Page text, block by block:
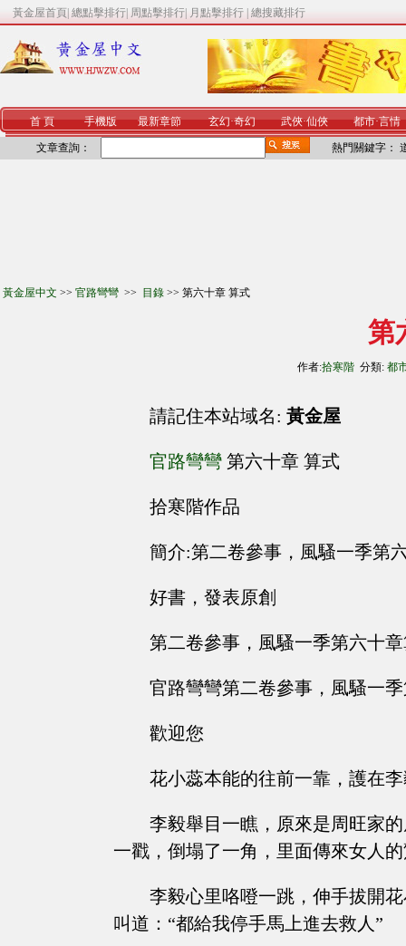
黃金屋首頁 總點擊排行 周點擊排行 月點擊排行 總搜藏排行
首 頁 手機版 最新章節 玄幻·奇幻 武俠·仙俠 都市·言情
文章查詢： 熱門關鍵字：
黃金屋中文 >> 官路彎彎 >> 目錄 >> 第六十章 算式
第
作者:拾寒階 分類: 都
請記住本站域名: 黃金屋
官路彎彎 第六十章 算式
拾寒階作品
簡介:第二卷參事，風騷一季第
好書，發表原創
第二卷參事，風騷一季第六十
官路彎彎第二卷參事，風騷一
歡迎您
花小蕊本能的往前一靠，護在
李毅舉目一瞧，原來是周旺家
一戳，倒塌了一角，里面傳來女人
李毅心里咯噔一跳，伸手拔開
叫道：“都給我停手馬上進去救人”